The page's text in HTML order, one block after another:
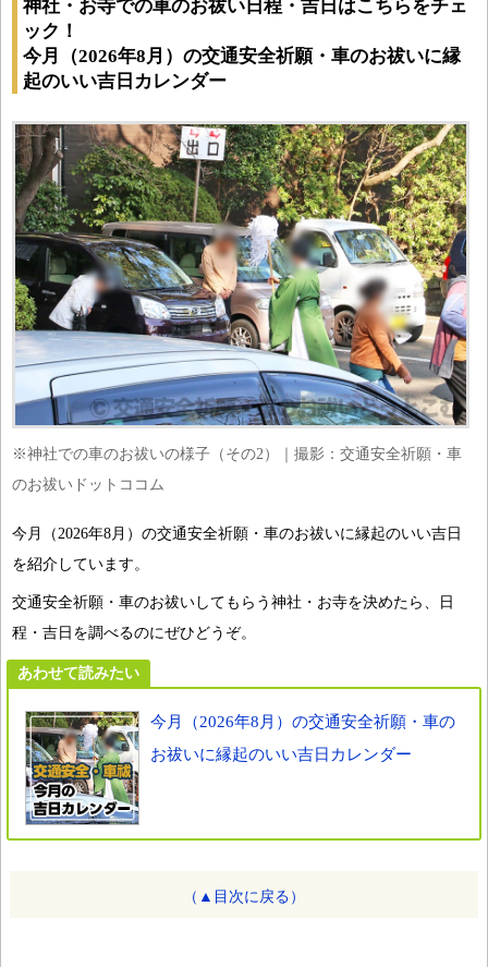
神社・お寺での車のお祓い日程・吉日はこちらをチェ
ック！
今月（2026年8月）の交通安全祈願・車のお祓いに縁
起のいい吉日カレンダー
※神社での車のお祓いの様子（その2）｜撮影：交通安全祈願・車
のお祓いドットココム
今月（2026年8月）の交通安全祈願・車のお祓いに縁起のいい吉日
を紹介しています。
交通安全祈願・車のお祓いしてもらう神社・お寺を決めたら、日
程・吉日を調べるのにぜひどうぞ。
あわせて読みたい
今月（2026年8月）の交通安全祈願・車の
お祓いに縁起のいい吉日カレンダー
（▲目次に戻る）